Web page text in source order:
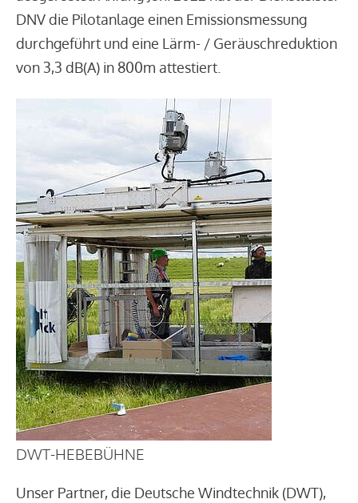
DNV die Pilotanlage einen Emissionsmessung
durchgeführt und eine Lärm- / Geräuschreduktion
von 3,3 dB(A) in 800m attestiert.
DWT-HEBEBÜHNE
Unser Partner, die Deutsche Windtechnik (DWT),